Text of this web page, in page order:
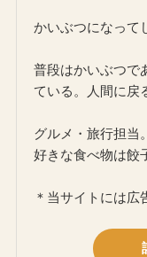
かいぶつになって
普段はかいぶつで
ている。人間に戻
グルメ・旅行担当。
好きな食べ物は餃
＊当サイトには広